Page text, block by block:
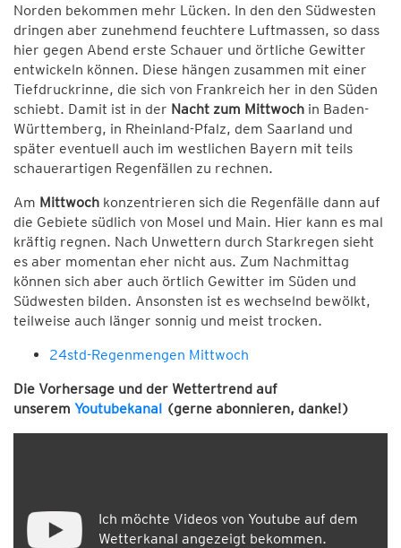
Norden bekommen mehr Lücken. In den den Südwesten
dringen aber zunehmend feuchtere Luftmassen, so dass
hier gegen Abend erste Schauer und örtliche Gewitter
entwickeln können. Diese hängen zusammen mit einer
Tiefdruckrinne, die sich von Frankreich her in den Süden
schiebt. Damit ist in der Nacht zum Mittwoch in Baden-
Württemberg, in Rheinland-Pfalz, dem Saarland und
später eventuell auch im westlichen Bayern mit teils
schauerartigen Regenfällen zu rechnen.
Am Mittwoch konzentrieren sich die Regenfälle dann auf
die Gebiete südlich von Mosel und Main. Hier kann es mal
kräftig regnen. Nach Unwettern durch Starkregen sieht
es aber momentan eher nicht aus. Zum Nachmittag
können sich aber auch örtlich Gewitter im Süden und
Südwesten bilden. Ansonsten ist es wechselnd bewölkt,
teilweise auch länger sonnig und meist trocken.
24std-Regenmengen Mittwoch
Die Vorhersage und der Wettertrend auf
unserem Youtubekanal (gerne abonnieren, danke!)
Ich möchte Videos von Youtube auf dem
Wetterkanal angezeigt bekommen.